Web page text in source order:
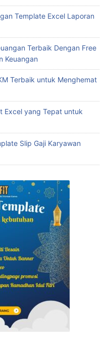
Template Excel Laporan
Terbaik Dengan Free
Keuangan
Terbaik untuk Menghemat
Excel yang Tepat untuk
Slip Gaji Karyawan